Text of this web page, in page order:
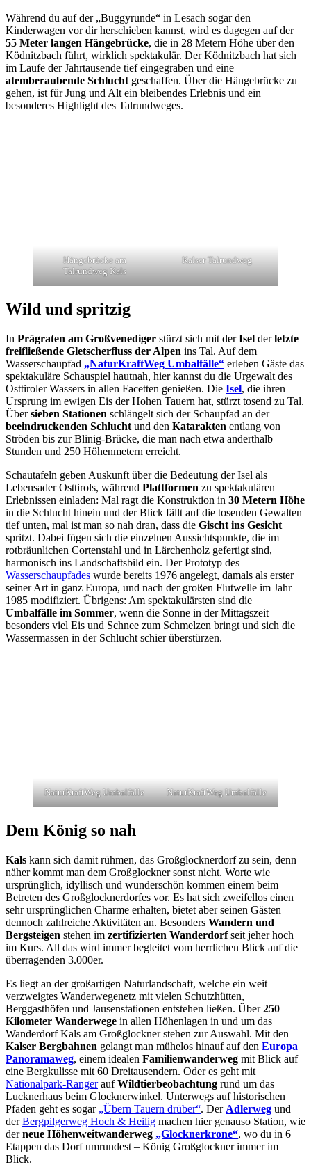
Während du auf der „Buggyrunde“ in Lesach sogar den
Kinderwagen vor dir herschieben kannst, wird es dagegen auf der
55 Meter langen Hängebrücke, die in 28 Metern Höhe über den
Ködnitzbach führt, wirklich spektakulär. Der Ködnitzbach hat sich
im Laufe der Jahrtausende tief eingegraben und eine
atemberaubende Schlucht geschaffen. Über die Hängebrücke zu
gehen, ist für Jung und Alt ein bleibendes Erlebnis und ein
besonderes Highlight des Talrundweges.
Hängebrücke am
Talrundweg Kals
Kalser Talrundweg
Wild und spritzig
In Prägraten am Großvenediger stürzt sich mit derIsel derletzte
freifließende Gletscherfluss der Alpen ins Tal. Auf dem
Wasserschaupfad „NaturKraftWeg Umbalfälle“ erleben Gäste das
spektakuläre Schauspiel hautnah, hier kannst du die Urgewalt des
Osttiroler Wassers in allen Facetten genießen. Die Isel, die ihren
Ursprung im ewigen Eis der Hohen Tauern hat, stürzt tosend zu Tal.
Übersieben Stationen schlängelt sich der Schaupfad an der
beeindruckenden Schlucht und den Katarakten entlang von
Ströden bis zur Blinig-Brücke, die man nach etwa anderthalb
Stunden und 250 Höhenmetern erreicht.
Schautafeln geben Auskunft über die Bedeutung der Isel als
Lebensader Osttirols, während Plattformen zu spektakulären
Erlebnissen einladen: Mal ragt die Konstruktion in 30 Metern Höhe
in die Schlucht hinein und der Blick fällt auf die tosenden Gewalten
tief unten, mal ist man so nah dran, dass die Gischt ins Gesicht
spritzt. Dabei fügen sich die einzelnen Aussichtspunkte, die im
rotbräunlichen Cortenstahl und in Lärchenholz gefertigt sind,
harmonisch ins Landschaftsbild ein. Der Prototyp des
Wasserschaupfades wurde bereits 1976 angelegt, damals als erster
seiner Art in ganz Europa, und nach der großen Flutwelle im Jahr
1985 modifiziert. Übrigens: Am spektakulärsten sind die
Umbalfälle im Sommer, wenn die Sonne in der Mittagszeit
besonders viel Eis und Schnee zum Schmelzen bringt und sich die
Wassermassen in der Schlucht schier überstürzen.
NaturKraftWeg Umbalfälle NaturKraftWeg Umbalfälle
Dem König so nah
Kals kann sich damit rühmen, das Großglocknerdorf zu sein, denn
näher kommt man dem Großglockner sonst nicht. Worte wie
ursprünglich, idyllisch und wunderschön kommen einem beim
Betreten des Großglocknerdorfes vor. Es hat sich zweifellos einen
sehr ursprünglichen Charme erhalten, bietet aber seinen Gästen
dennoch zahlreiche Aktivitäten an. Besonders Wandern und
Bergsteigen stehen im zertifizierten Wanderdorfseit jeher hoch
im Kurs. All das wird immer begleitet vom herrlichen Blick auf die
überragenden 3.000er.
Es liegt an der großartigen Naturlandschaft, welche ein weit
verzweigtes Wanderwegenetz mit vielen Schutzhütten,
Berggasthöfen und Jausenstationen entstehen ließen. Über250
Kilometer Wanderwege in allen Höhenlagen in und um das
Wanderdorf Kals am Großglockner stehen zur Auswahl. Mit den
Kalser Bergbahnen gelangt man mühelos hinauf auf den Europa
Panoramaweg, einem idealen Familienwanderweg mit Blick auf
eine Bergkulisse mit 60 Dreitausendern. Oder es geht mit
Nationalpark-RangeraufWildtierbeobachtung rund um das
Lucknerhaus beim Glocknerwinkel. Unterwegs auf historischen
Pfaden geht es sogar „Übern Tauern drüber“. Der Adlerweg und
derBergpilgerweg Hoch & Heilig machen hier genauso Station, wie
derneue Höhenweitwanderweg „Glocknerkrone“, wo du in 6
Etappen das Dorf umrundest – König Großglockner immer im
Blick.